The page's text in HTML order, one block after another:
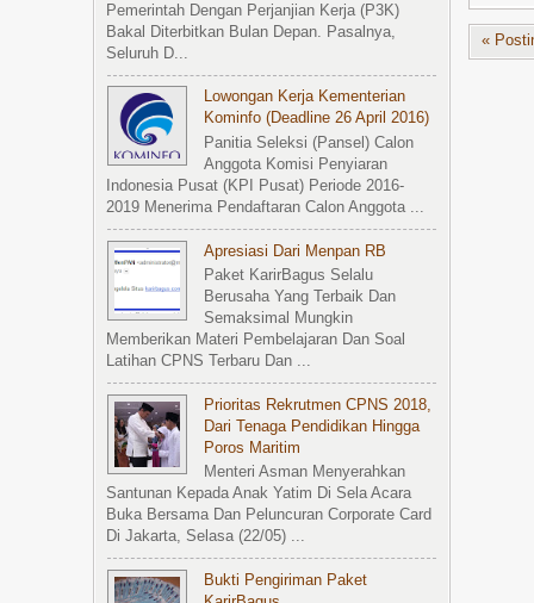
«
Pemerintah Dengan Perjanjian Kerja (P3K)
Bakal Diterbitkan Bulan Depan. Pasalnya,
Seluruh D...
Lowongan Kerja Kementerian
Kominfo (Deadline 26 April 2016)
Panitia Seleksi (Pansel) Calon
Anggota Komisi Penyiaran
Indonesia Pusat (KPI Pusat) Periode 2016-
2019 Menerima Pendaftaran Calon Anggota ...
Apresiasi Dari Menpan RB
Paket KarirBagus Selalu
Berusaha Yang Terbaik Dan
Semaksimal Mungkin
Memberikan Materi Pembelajaran Dan Soal
Latihan CPNS Terbaru Dan ...
Prioritas Rekrutmen CPNS 2018,
Dari Tenaga Pendidikan Hingga
Poros Maritim
Menteri Asman Menyerahkan
Santunan Kepada Anak Yatim Di Sela Acara
Buka Bersama Dan Peluncuran Corporate Card
Di Jakarta, Selasa (22/05) ...
Bukti Pengiriman Paket